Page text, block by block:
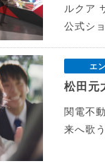
ルクア
公式シ
エ
松田元
関電不
来へ歌